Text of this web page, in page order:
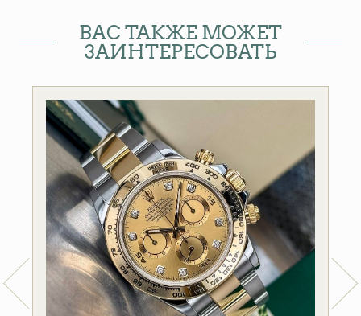
ВАС ТАКЖЕ МОЖЕТ
ЗАИНТЕРЕСОВАТЬ